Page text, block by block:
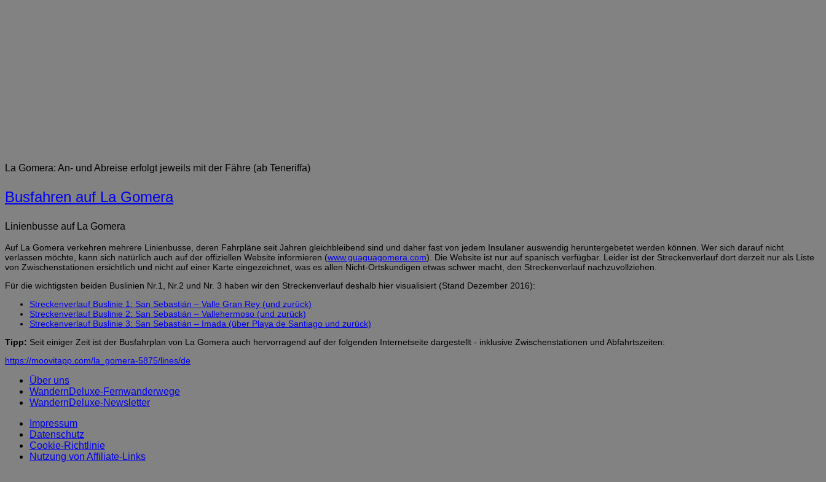
La Gomera: An- und Abreise erfolgt jeweils mit der Fähre (ab Teneriffa)
Busfahren auf La Gomera
Linienbusse auf La Gomera
Auf La Gomera verkehren mehrere Linienbusse, deren Fahrpläne seit Jahren gleichbleibend sind und daher fast von jedem Insulaner auswendig heruntergebetet werden können. Wer sich darauf nicht
verlassen möchte, kann sich natürlich auch auf der offiziellen Website informieren (www.guaguagomera.com). Die Website ist nur auf spanisch verfügbar. Leider ist der Streckenverlauf dort derzeit nur als Liste
von Zwischenstationen ersichtlich und nicht auf einer Karte eingezeichnet, was es allen Nicht-Ortskundigen etwas schwer macht, den Streckenverlauf nachzuvollziehen.
Für die wichtigsten beiden Buslinien Nr.1, Nr.2 und Nr. 3 haben wir den Streckenverlauf deshalb hier visualisiert (Stand Dezember 2016):
Streckenverlauf Buslinie 1: San Sebastián – Valle Gran Rey (und zurück)
Streckenverlauf Buslinie 2: San Sebastián – Vallehermoso (und zurück)
Streckenverlauf Buslinie 3: San Sebastián – Imada (über Playa de Santiago und zurück)
Tipp: Seit einiger Zeit ist der Busfahrplan von La Gomera auch hervorragend auf der folgenden Internetseite dargestellt - inklusive Zwischenstationen und Abfahrtszeiten:
https://moovitapp.com/la_gomera-5875/lines/de
Über uns
WandernDeluxe-Fernwanderwege
WandernDeluxe-Newsletter
Impressum
Datenschutz
Cookie-Richtlinie
Nutzung von Affiliate-Links